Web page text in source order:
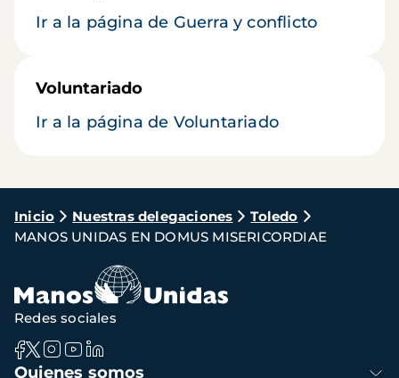
Ir a la página de Guerra y conflicto
Voluntariado
Ir a la página de Voluntariado
Ruta
de
navegación
Inicio Nuestras delegaciones
Toledo
MANOS UNIDAS EN DOMUS MISERICORDIAE
Navegación
Quienes somos
Redes sociales